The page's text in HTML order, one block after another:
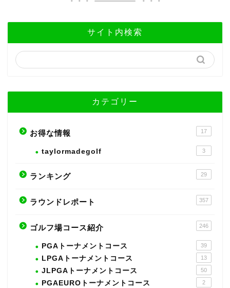
サイト内検索
カテゴリー
お得な情報 17
taylormadegolf 3
ランキング 29
ラウンドレポート 357
ゴルフ場コース紹介 246
PGAトーナメントコース 39
LPGAトーナメントコース 13
JLPGAトーナメントコース 50
PGAEUROトーナメントコース 2